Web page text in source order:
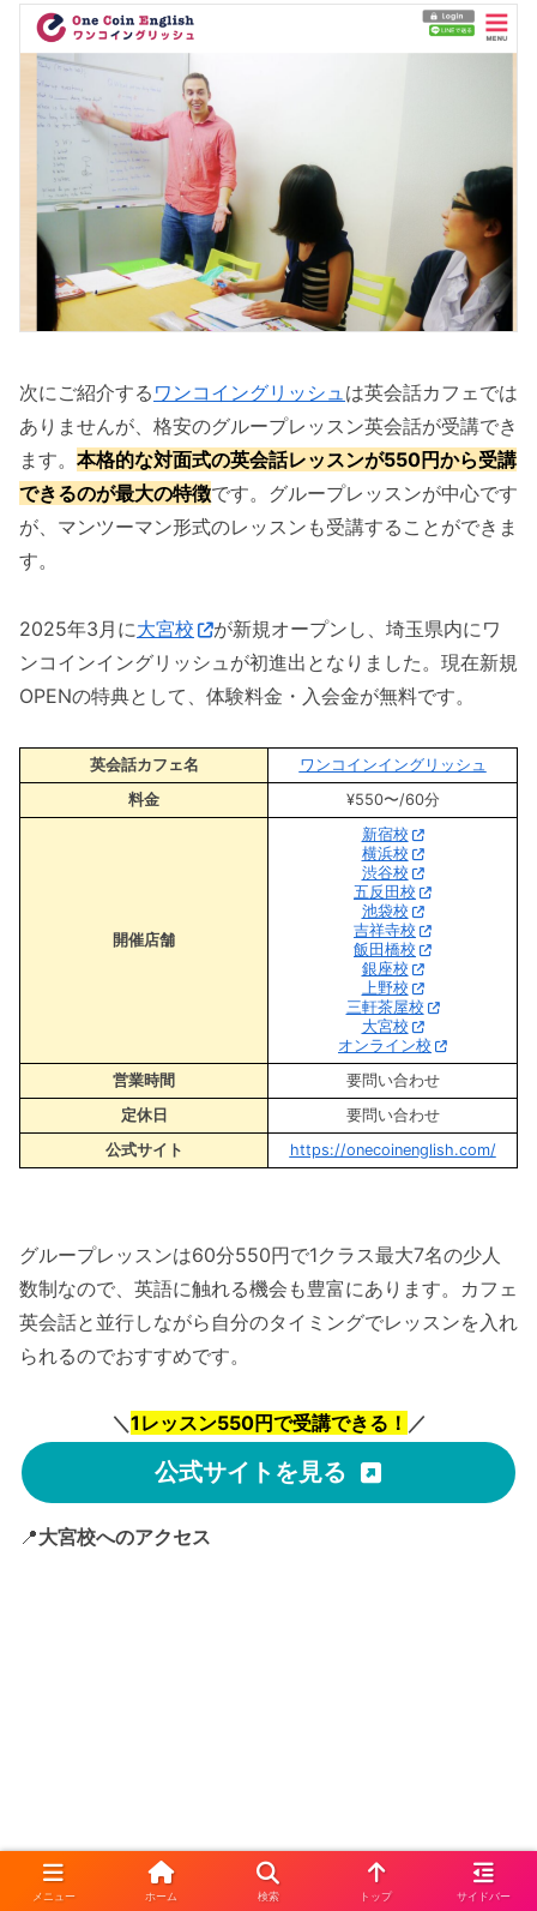
次にご紹介する ワンコイングリッシュは英会話カフェでは
ありませんが、格安のグループレッスン英会話が受講でき
ます。 本格的な対面式の英会話レッスンが550円から受講
できるのが最大の特徴です。グループレッスンが中心です
が、マンツーマン形式のレッスンも受講することができま
す。
2025年3月に大宮校
が新規オープンし、埼玉県内にワ
ンコインイングリッシュが初進出となりました。現在新規
OPENの特典として、体験料金・入会金が無料です。
英会話カフェ名
ワンコインイングリッシュ
料金
¥550〜/60分
開催店舗
新宿校
横浜校
渋谷校
五反田校
池袋校
吉祥寺校
飯田橋校
銀座校
上野校
三軒茶屋校
大宮校
オンライン校
営業時間
要問い合わせ
定休日
要問い合わせ
公式サイト
https://onecoinenglish.com/
グループレッスンは60分550円で1クラス最大7名の少人
数制なので、英語に触れる機会も豊富にあります。カフェ
英会話と並行しながら自分のタイミングでレッスンを入れ
られるのでおすすめです。
＼1レッスン550円で受講できる！ ／
公式サイトを見る
📍大宮校へのアクセス
メニュー ホーム 検索 トップ サイドバー